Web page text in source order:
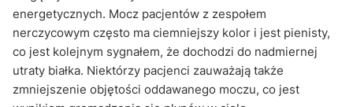
energetycznych. Mocz pacjentów z zespołem
nerczycowym często ma ciemniejszy kolor i jest pienisty,
co jest kolejnym sygnałem, że dochodzi do nadmiernej
utraty białka. Niektórzy pacjenci zauważają także
zmniejszenie objętości oddawanego moczu, co jest